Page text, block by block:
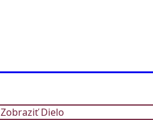
Zobraziť Dielo